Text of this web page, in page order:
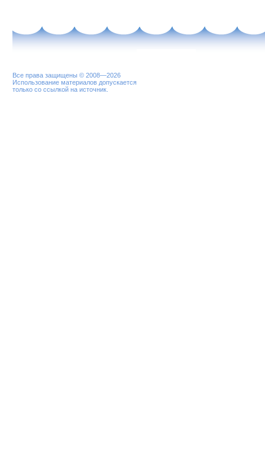
Все права защищены © 2008—2026
Использование материалов допускается
только со ссылкой на источник.